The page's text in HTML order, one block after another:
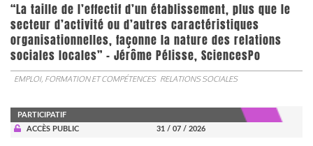
“La taille de l’effectif d’un établissement, plus que le
secteur d’activité ou d’autres caractéristiques
organisationnelles, façonne la nature des relations
sociales locales” - Jérôme Pélisse, SciencesPo
EMPLOI, FORMATION ET COMPÉTENCES RELATIONS SOCIALES
PARTICIPATIF
ACCÈS PUBLIC
31 / 07 / 2026